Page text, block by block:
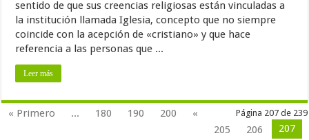
sentido de que sus creencias religiosas están vinculadas a
la institución llamada Iglesia, concepto que no siempre
coincide con la acepción de «cristiano» y que hace
referencia a las personas que ...
Leer más
Página 207 de 239
« Primero ... 180 190 200
«
205
206
207